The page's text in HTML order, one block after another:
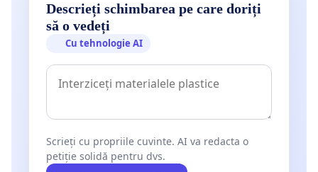
Descrieți schimbarea pe care doriți
să o vedeți
Cu tehnologie AI
Scrieți cu propriile cuvinte. AI va redacta o
petiție solidă pentru dvs.